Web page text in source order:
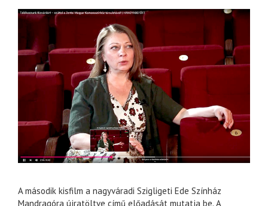
A második kisfilm a nagyváradi Szigligeti Ede Színház
Mandragóra újratöltve című előadását mutatja be. A